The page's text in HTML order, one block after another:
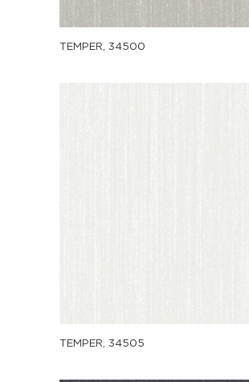
TEMPER, 34500
TEMPER, 34505